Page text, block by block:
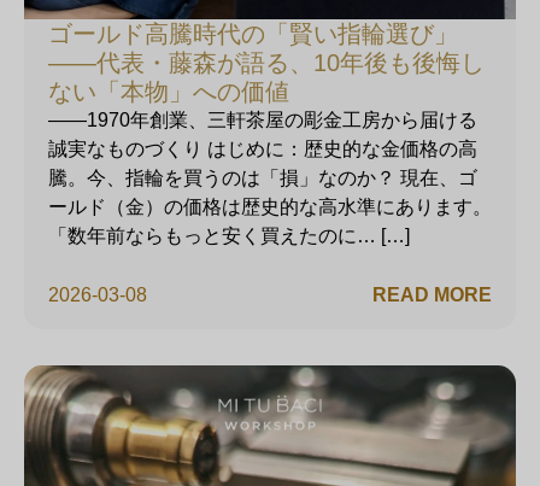
ゴールド高騰時代の「賢い指輪選び」
——代表・藤森が語る、10年後も後悔し
ない「本物」への価値
2026-03-08
——1970年創業、三軒茶屋の彫金工房から届ける
誠実なものづくり はじめに：歴史的な金価格の高
騰。今、指輪を買うのは「損」なのか？ 現在、ゴ
ールド（金）の価格は歴史的な高水準にあります。
「数年前ならもっと安く買えたのに… […]
READ MORE